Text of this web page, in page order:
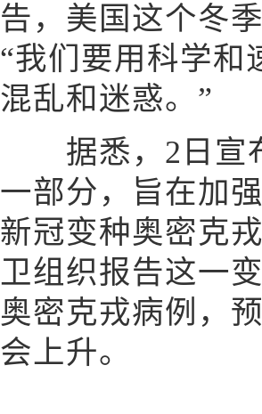
告，美国这个冬
“我们要用科学和
混乱和迷惑。”
据悉，2日宣布
一部分，旨在加
新冠变种奥密克
卫组织报告这一
奥密克戎病例，
会上升。